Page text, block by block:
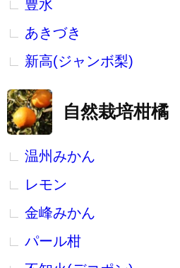
豊水
あきづき
新高(ジャンボ梨)
自然栽培柑橘
温州みかん
レモン
金峰みかん
パール柑